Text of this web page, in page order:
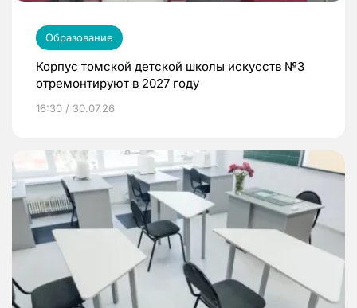
Образование
Корпус томской детской школы искусств №3
отремонтируют в 2027 году
16:30 / 30.07.26